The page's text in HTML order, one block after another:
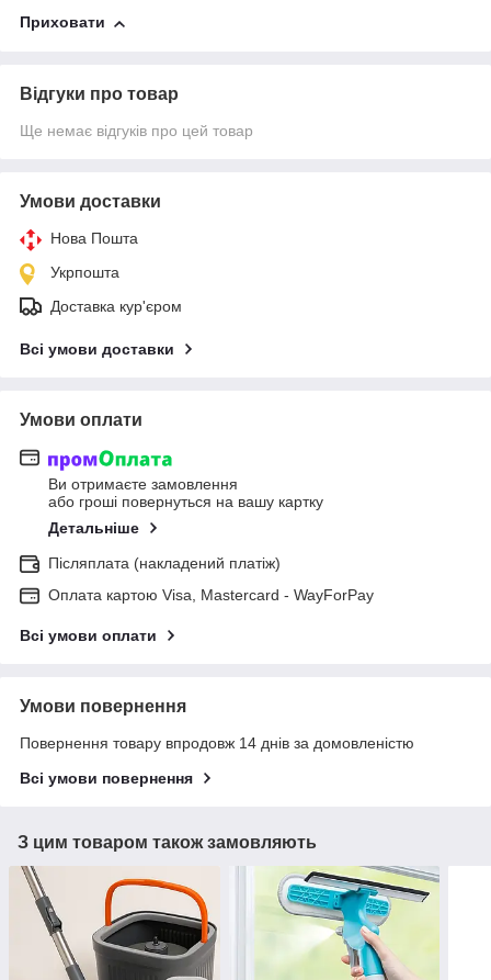
Приховати
Відгуки про товар
Ще немає відгуків про цей товар
Умови доставки
Нова Пошта
Укрпошта
Доставка кур'єром
Всі умови доставки
Умови оплати
Ви отримаєте замовлення
або гроші повернуться на вашу картку
Детальніше
Післяплата (накладений платіж)
Оплата картою Visa, Mastercard - WayForPay
Всі умови оплати
Умови повернення
Повернення товару впродовж 14 днів за домовленістю
Всі умови повернення
З цим товаром також замовляють